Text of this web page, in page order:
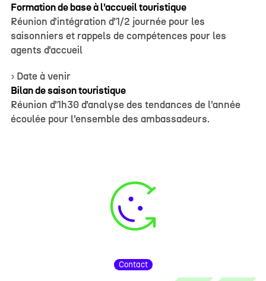
Formation de base à l’accueil touristique
Réunion d’intégration d’1/2 journée pour les
saisonniers et rappels de compétences pour les
agents d’accueil
› Date à venir
Bilan de saison touristique
Réunion d’1h30 d’analyse des tendances de l’année
écoulée pour l’ensemble des ambassadeurs.
Contact